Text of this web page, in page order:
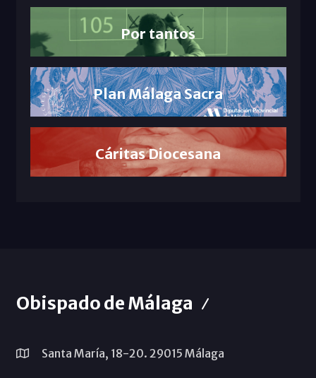
Por tantos
Plan Málaga Sacra
Cáritas Diocesana
Obispado de Málaga
Santa María, 18-20. 29015 Málaga